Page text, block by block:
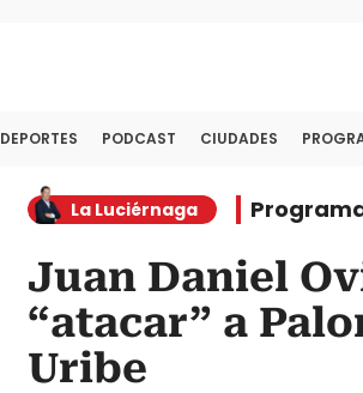
DEPORTES PODCAST CIUDADES
La Luciérnaga
Juan Daniel
“atacar” a
Uribe